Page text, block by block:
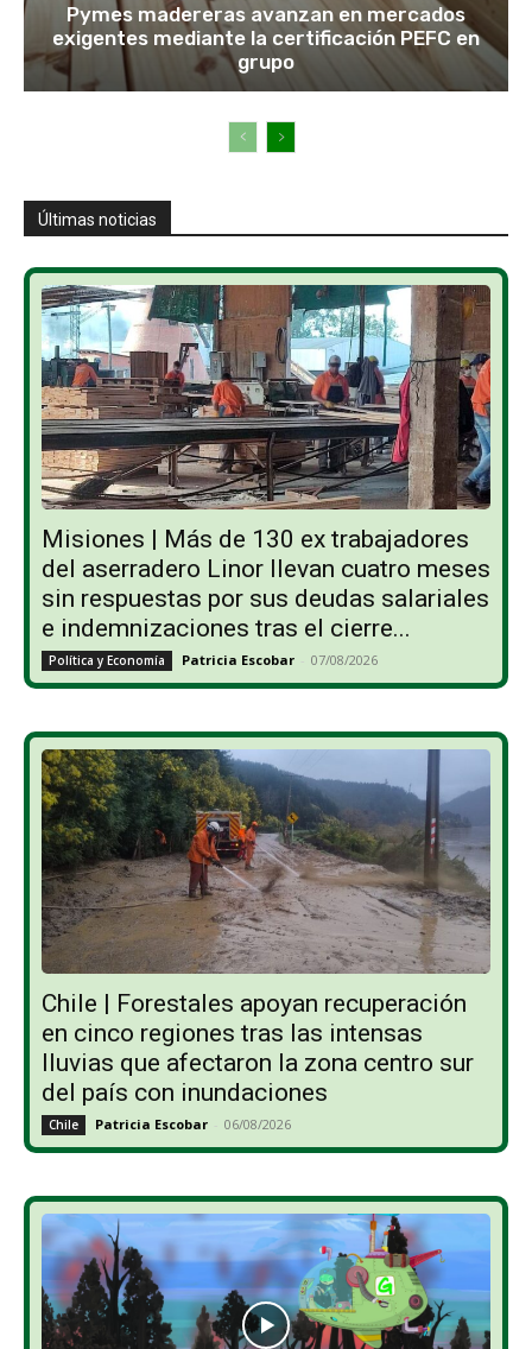
Pymes madereras avanzan en mercados
exigentes mediante la certificación PEFC en
grupo
Últimas noticias
Misiones | Más de 130 ex trabajadores
del aserradero Linor llevan cuatro meses
sin respuestas por sus deudas salariales
e indemnizaciones tras el cierre...
Política y Economía Patricia Escobar - 07/08/2026
Chile | Forestales apoyan recuperación
en cinco regiones tras las intensas
lluvias que afectaron la zona centro sur
del país con inundaciones
Chile Patricia Escobar - 06/08/2026